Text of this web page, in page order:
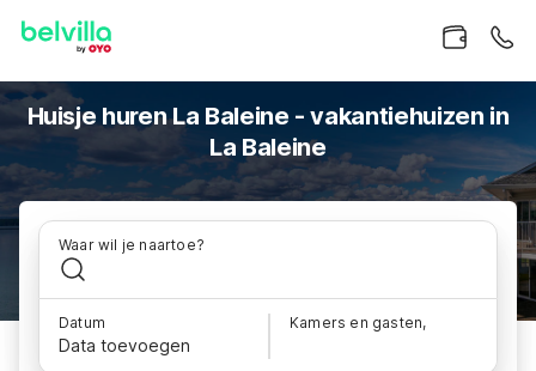
Huisje huren La Baleine - vakantiehuizen in
La Baleine
Waar wil je naartoe?
Datum
Data toevoegen
Kamers en gasten,